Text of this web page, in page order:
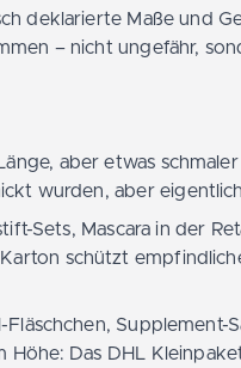
deklarierte Maße und
– nicht ungefähr,
aber etwas
wurden, aber
Mascara in der
schützt
Das DHL